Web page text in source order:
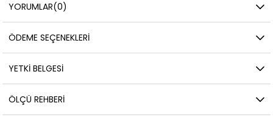
YORUMLAR(0)
ÖDEME SEÇENEKLERI
YETKİ BELGESİ
ÖLÇÜ REHBERI